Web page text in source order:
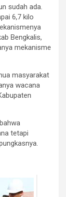
sudah ada.
6,7 kilo
Bengkalis,
mekanisme
masyarakat
wacana
tetapi